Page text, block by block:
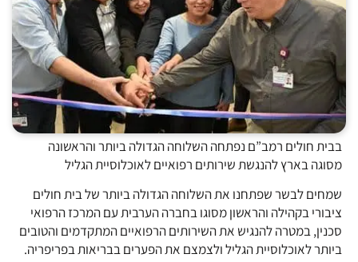
בבית חולים רמב”ם נפתחה השלוחה הגדולה ביותר והראשונה
מסוגה בארץ להנגשת שירותים רפואיים לאוכלוסיית הגליל
שמחים לבשר שפתחנו את השלוחה הגדולה ביותר של בית חולים
ציבורי בקהילה והראשון מסוגו בחברה הערבית עם המרכז הרפואי
סכנין, במטרה להנגיש את השירותים הרפואיים המתקדמים והטובים
ביותר לאוכלוסיית הגליל ולצמצם את הפערים בבריאות בפריפריה.